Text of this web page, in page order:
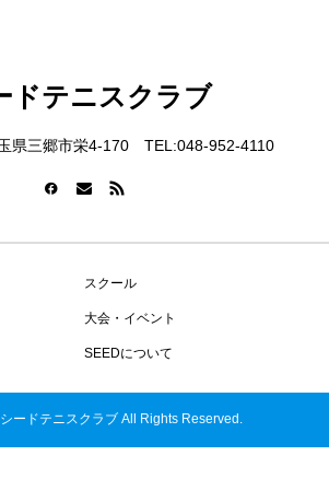
ドテニスクラブ
県三郷市栄4-170 TEL:048-952-4110
スクール
大会・イベント
SEEDについて
ードテニスクラブ All Rights Reserved.